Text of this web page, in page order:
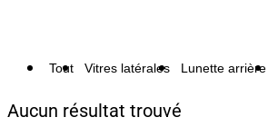
Tout Vitres latérales Lunette arrière
Aucun résultat trouvé